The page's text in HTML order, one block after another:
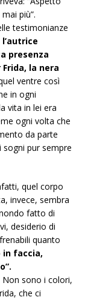
più”.
testimonianze
l’autrice
presenza
la nera
ventre così
in ogni
vita in lei era
ogni volta che
da parte
sogni pur sempre
quel corpo
invece, sembra
fatto di
desiderio di
quanto
in faccia,
sono i colori,
che ci